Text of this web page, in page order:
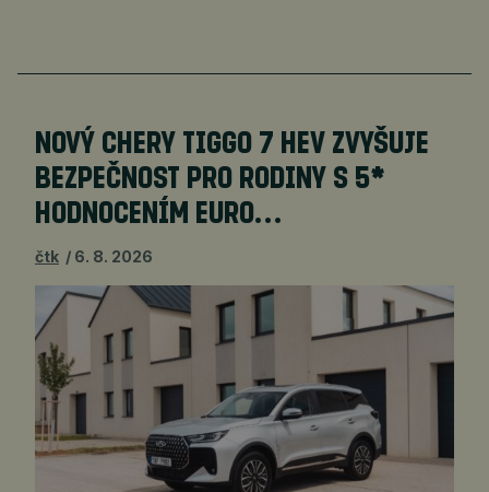
NOVÝ CHERY TIGGO 7 HEV ZVYŠUJE
BEZPEČNOST PRO RODINY S 5*
HODNOCENÍM EURO…
čtk 6. 8. 2026